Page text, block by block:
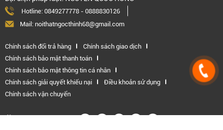
Hotline: 0849277778 - 0888830126
Mail: noithatngocthinh68@gmail.com
Chính sách đổi trả hàng
Chính sách giao dịch
Chính sách bảo mật thanh toán
Chính sách bảo mật thông tin cá nhân
Chính sách giải quyết khiếu nại
Điều khoản sử dụng
Chính sách vận chuyển